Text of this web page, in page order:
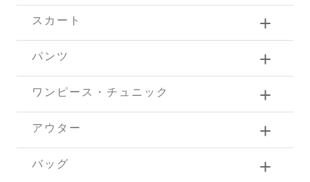
スカート
パンツ
ワンピース・チュニック
アウター
バッグ